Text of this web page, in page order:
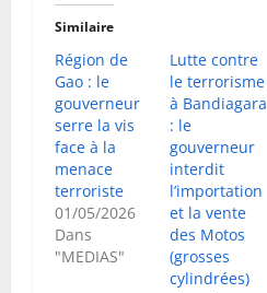
Similaire
Région de
Gao : le
gouverneur
serre la vis
face à la
menace
terroriste
01/05/2026
Dans
"MEDIAS"
Lutte contre
le terrorisme
à Bandiagara
: le
gouverneur
interdit
l’importation
et la vente
des Motos
(grosses
cylindrées)